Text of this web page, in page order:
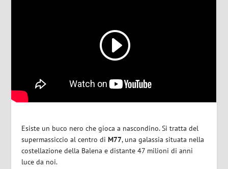
Esiste un buco nero che gioca a nascondino. Si tratta del
supermassiccio al centro diM77, una galassia situata nella
costellazione della Balena e distante 47 milioni di anni
luce da noi.